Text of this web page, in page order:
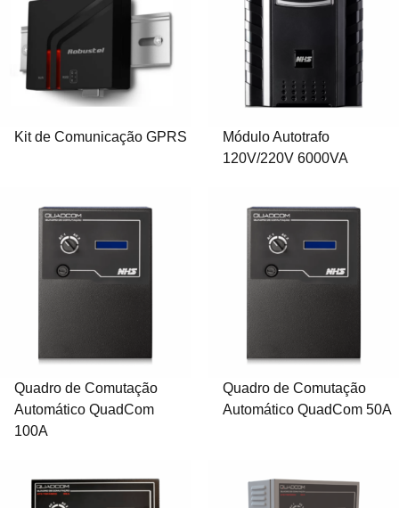
Kit de Comunicação GPRS
Módulo Autotrafo
120V/220V 6000VA
Quadro de Comutação
Automático QuadCom
100A
Quadro de Comutação
Automático QuadCom 50A